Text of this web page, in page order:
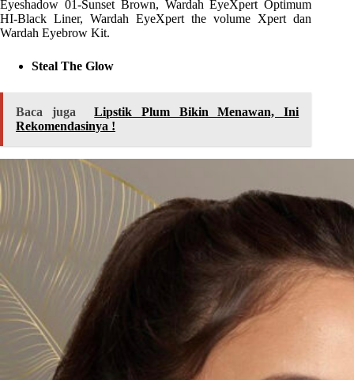
Eyeshadow 01-Sunset Brown, Wardah EyeXpert Optimum
HI-Black Liner, Wardah EyeXpert the volume Xpert dan
Wardah Eyebrow Kit.
Steal The Glow
Baca juga
Lipstik Plum Bikin Menawan, Ini
Rekomendasinya !